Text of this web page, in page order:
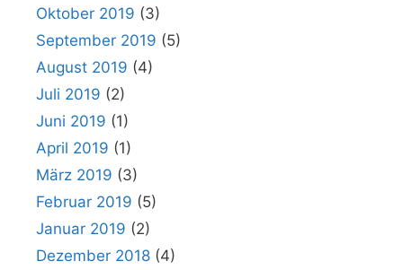
Oktober 2019 (3)
September 2019 (5)
August 2019 (4)
Juli 2019 (2)
Juni 2019 (1)
April 2019 (1)
März 2019 (3)
Februar 2019 (5)
Januar 2019 (2)
Dezember 2018 (4)